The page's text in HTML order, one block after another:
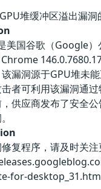
堆缓冲区溢出漏洞
美国谷歌（Google）
漏洞源于GPU堆未
者可利用该漏洞通
供应商发布了安全
复程序，请及时关注
for-